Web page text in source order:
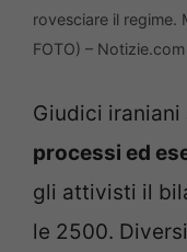
rovesciare il regime.
FOTO) – Notizie.com
Giudici iraniani
processi ed
gli attivisti il
le 2500.